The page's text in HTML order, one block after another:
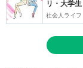
リ・大学
社会人ライフ